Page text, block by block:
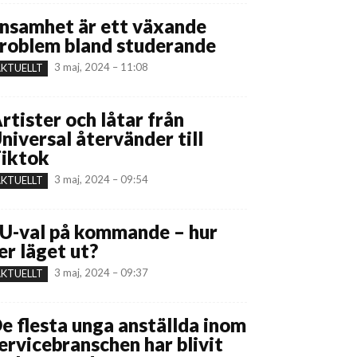
är ett växande
bland studerande
3 maj, 2024 – 11:08
och låtar från
återvänder till
3 maj, 2024 – 09:54
val på kommande – hur
läget ut?
3 maj, 2024 – 09:37
flesta unga anställda inom
har blivit